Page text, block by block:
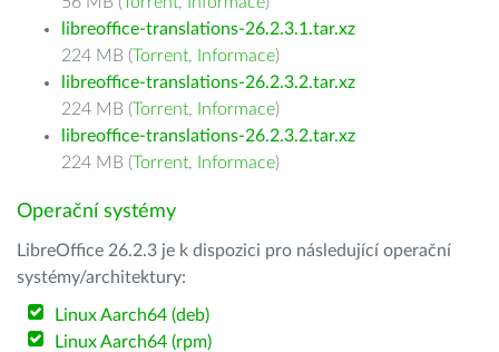
libreoffice-translations-26.2.3.1.tar.xz
224 MB (Torrent, Informace)
libreoffice-translations-26.2.3.2.tar.xz
224 MB (Torrent, Informace)
libreoffice-translations-26.2.3.2.tar.xz
224 MB (Torrent, Informace)
Operační systémy
LibreOffice 26.2.3 je k dispozici pro následující operační
systémy/architektury:
Linux Aarch64 (deb)
Linux Aarch64 (rpm)